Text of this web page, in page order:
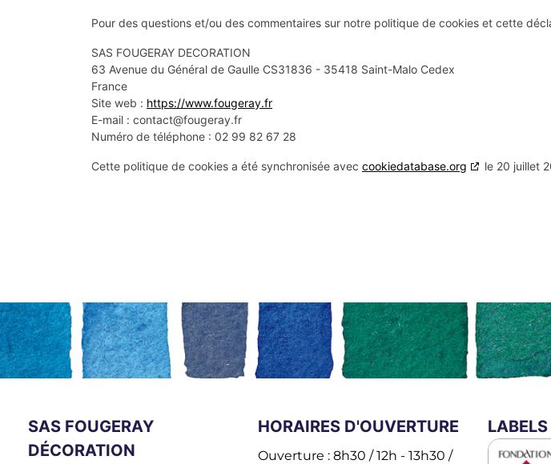
Pour des questions et/ou des commentaires sur notre politique de cookies et cette
SAS FOUGERAY DECORATION
63 Avenue du Général de Gaulle CS31836 - 35418 Saint-Malo Cedex
France
Site web : https://www.fougeray.fr
E-mail : contact@fougeray.fr
Numéro de téléphone : 02 99 82 67 28
Cette politique de cookies a été synchronisée avec cookiedatabase.org le 20 juillet
SAS FOUGERAY
DÉCORATION
HORAIRES D'OUVERTURE
Ouverture : 8h30 / 12h - 13h30 /